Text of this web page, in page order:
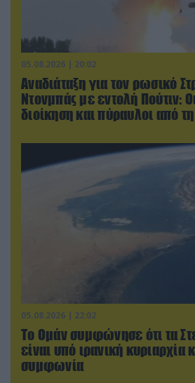
05.08.2026 | 20:02
Αναδιάταξη για τον ρωσικό
Ντονμπάς με εντολή Πούτιν:
διοίκηση και πύραυλοι από
05.08.2026 | 22:02
Το Ομάν συμφώνησε ότι τα
είναι υπό ιρανική κυριαρχία
συμφωνία